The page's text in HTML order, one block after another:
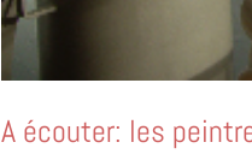
A écouter: les